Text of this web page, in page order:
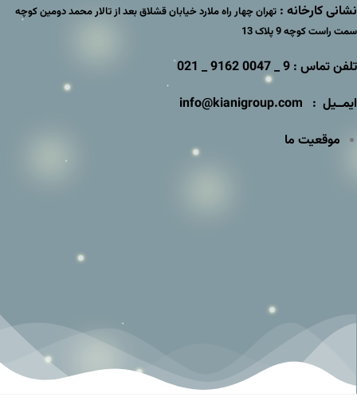
نشانی کارخانه : تهران چهار راه ملارد خیابان قشلاق بعد از تالار محمد دومین کوچه
سمت راست کوچه 9 پلاک 13
تلفن تماس : 9 _ 0047 9162 _ 021
ایمــیل : info@kianigroup.com
موقعیت ما